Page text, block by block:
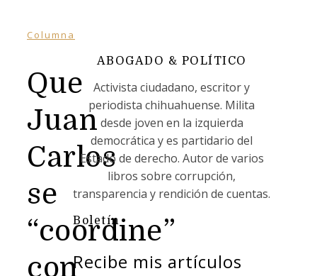
Columna
Que
Juan
Carlos
se
“coordine”
con
ABOGADO & POLÍTICO
Activista ciudadano, escritor y
periodista chihuahuense. Milita
desde joven en la izquierda
democrática y es partidario del
Estado de derecho. Autor de varios
libros sobre corrupción,
transparencia y rendición de cuentas.
Boletín
Recibe mis artículos